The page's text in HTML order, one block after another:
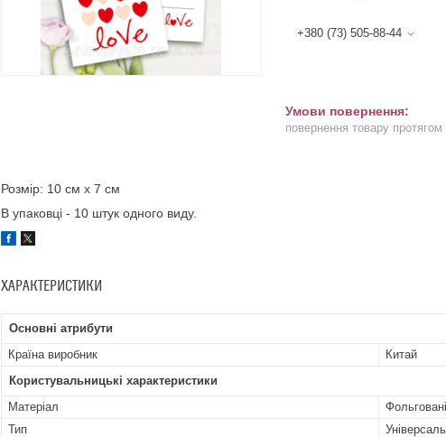
+380 (73) 505-88-44
повернення товару
Розмір: 10 см х 7 см
В упаковці - 10 штук одного виду.
ХАРАКТЕРИСТИКИ
Основні атрибути
Країна виробник
Китай
Користувальницькі характеристики
Матеріал
Фольговані
Тип